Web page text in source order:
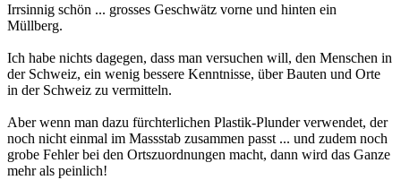
Irrsinnig schön ... grosses Geschwätz vorne und hinten ein
Müllberg.
Ich habe nichts dagegen, dass man versuchen will, den Menschen in
der Schweiz, ein wenig bessere Kenntnisse, über Bauten und Orte
in der Schweiz zu vermitteln.
Aber wenn man dazu fürchterlichen Plastik-Plunder verwendet, der
noch nicht einmal im Massstab zusammen passt ... und zudem noch
grobe Fehler bei den Ortszuordnungen macht, dann wird das Ganze
mehr als peinlich!